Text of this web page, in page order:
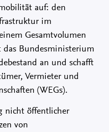
auf: den
im
Gesamtvolumen
Bundesministerium
an und schafft
Vermieter und
(WEGs).
nicht öffentlicher
von